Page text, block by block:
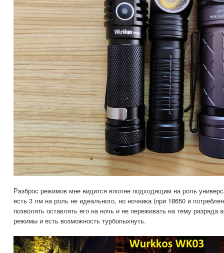
Разброс режимов мне видится вполне подходящим на роль
есть 3 лм на роль не идеального, но ночника (при 18650 и
позволять оставлять его на ночь и не переживать на тему разряда
режимы и есть возможность турбопыхнуть.